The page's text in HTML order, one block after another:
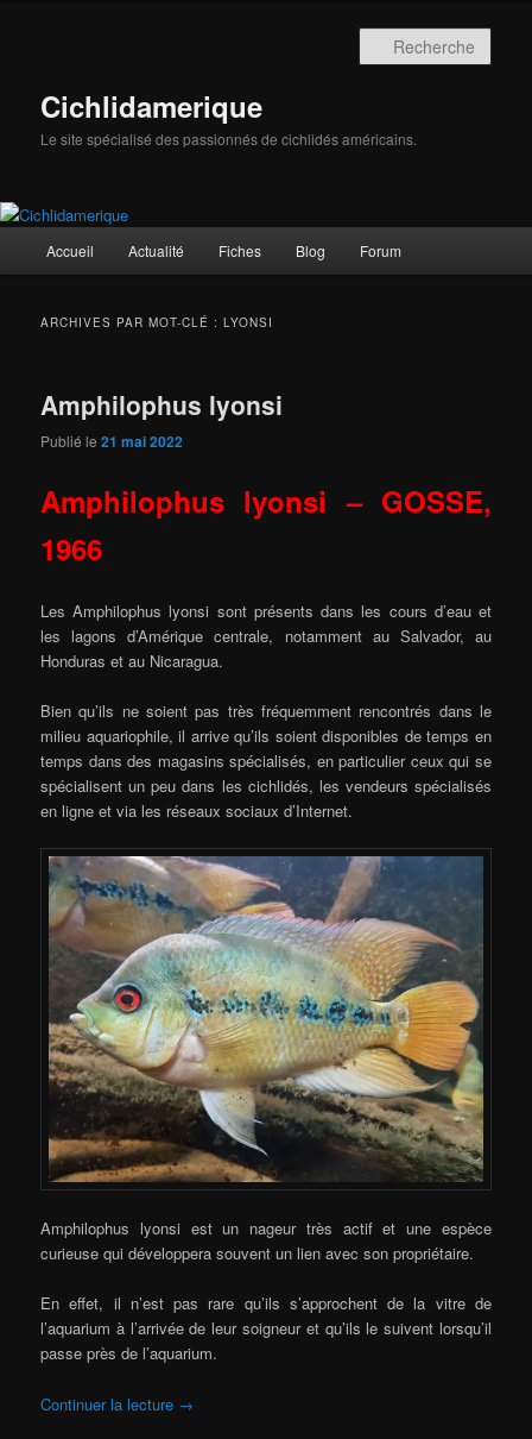
Cichlidamerique
Le site spécialisé des passionnés de cichlidés américains.
principal
Accueil Actualité Fiches Blog Forum
ARCHIVES PAR MOT-CLÉ :LYONSI
Amphilophus lyonsi
Publié le21 mai 2022
Amphilophus lyonsi – GOSSE,
1966
Les Amphilophus lyonsi sont présents dans les cours d’eau et
les lagons d’Amérique centrale, notamment au Salvador, au
Honduras et au Nicaragua.
Bien qu’ils ne soient pas très fréquemment rencontrés dans le
milieu aquariophile, il arrive qu’ils soient disponibles de temps en
temps dans des magasins spécialisés, en particulier ceux qui se
spécialisent un peu dans les cichlidés, les vendeurs spécialisés
en ligne et via les réseaux sociaux d’Internet.
Amphilophus lyonsi est un nageur très actif et une espèce
curieuse qui développera souvent un lien avec son propriétaire.
En effet, il n’est pas rare qu’ils s’approchent de la vitre de
l’aquarium à l’arrivée de leur soigneur et qu’ils le suivent lorsqu’il
passe près de l’aquarium.
Continuer la lecture →